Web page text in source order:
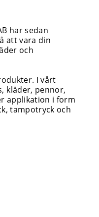
har sedan
att vara din
och
I vårt
kläder, pennor,
applikation i form
tampotryck och